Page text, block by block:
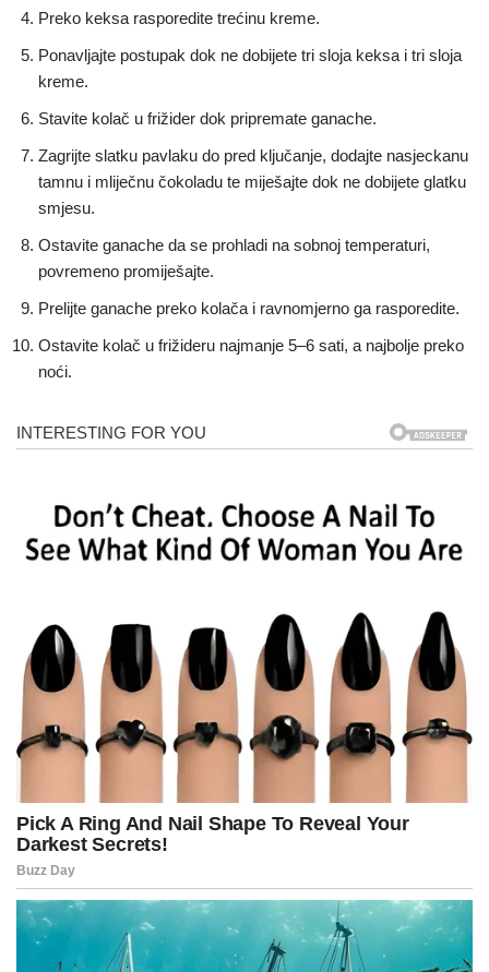
Preko keksa rasporedite trećinu kreme.
Ponavljajte postupak dok ne dobijete tri sloja keksa i tri sloja
kreme.
Stavite kolač u frižider dok pripremate ganache.
Zagrijte slatku pavlaku do pred ključanje, dodajte nasjeckanu
tamnu i mliječnu čokoladu te miješajte dok ne dobijete glatku
smjesu.
Ostavite ganache da se prohladi na sobnoj temperaturi,
povremeno promiješajte.
Prelijte ganache preko kolača i ravnomjerno ga rasporedite.
Ostavite kolač u frižideru najmanje 5–6 sati, a najbolje preko
noći.